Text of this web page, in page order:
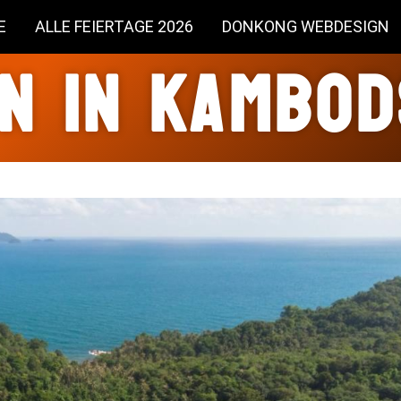
ALLE FEIERTAGE 2026 DONKONG WEBDESIGN
in